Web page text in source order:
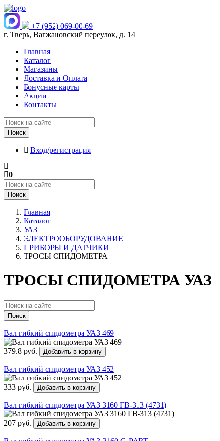
+7 (952) 069-00-69
г. Тверь, Вагжановский переулок, д. 14
Главная
Каталог
Магазины
Доставка и Оплата
Бонусные карты
Акции
Контакты
Поиск
Вход/регистрация
0
Поиск
Главная
Каталог
УАЗ
ЭЛЕКТРООБОРУДОВАНИЕ
ПРИБОРЫ И ДАТЧИКИ
ТРОСЫ СПИДОМЕТРА
ТРОСЫ СПИДОМЕТРА УАЗ
Поиск
Вал гибкий спидометра УАЗ 469
379.8 руб. Добавить в корзину
Вал гибкий спидометра УАЗ 452
333 руб. Добавить в корзину
Вал гибкий спидометра УАЗ 3160 ГВ-313 (4731)
207 руб. Добавить в корзину